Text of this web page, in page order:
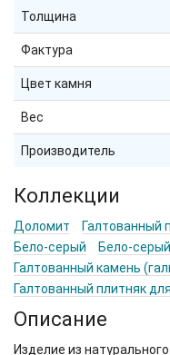
Толщина
Фактура
Цвет камня
Вес
Производитель
Коллекции
Доломит Галтованный
Бело-серый
Бело-серый
Галтованный камень
Галтованный плитняк
Описание
Изделие из